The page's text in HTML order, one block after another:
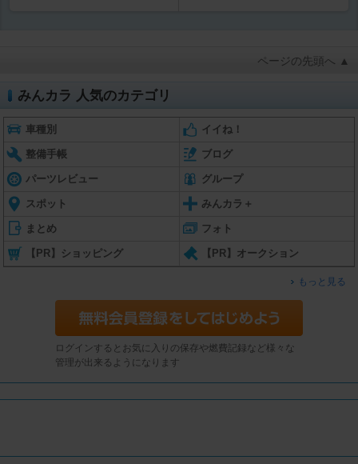
ページの先頭へ ▲
みんカラ 人気のカテゴリ
車種別 イイね！
整備手帳 ブログ
パーツレビュー グループ
スポット みんカラ＋
まとめ フォト
【PR】ショッピング 【PR】オークション
もっと見る
ログインするとお気に入りの保存や燃費記録など様々な
管理が出来るようになります